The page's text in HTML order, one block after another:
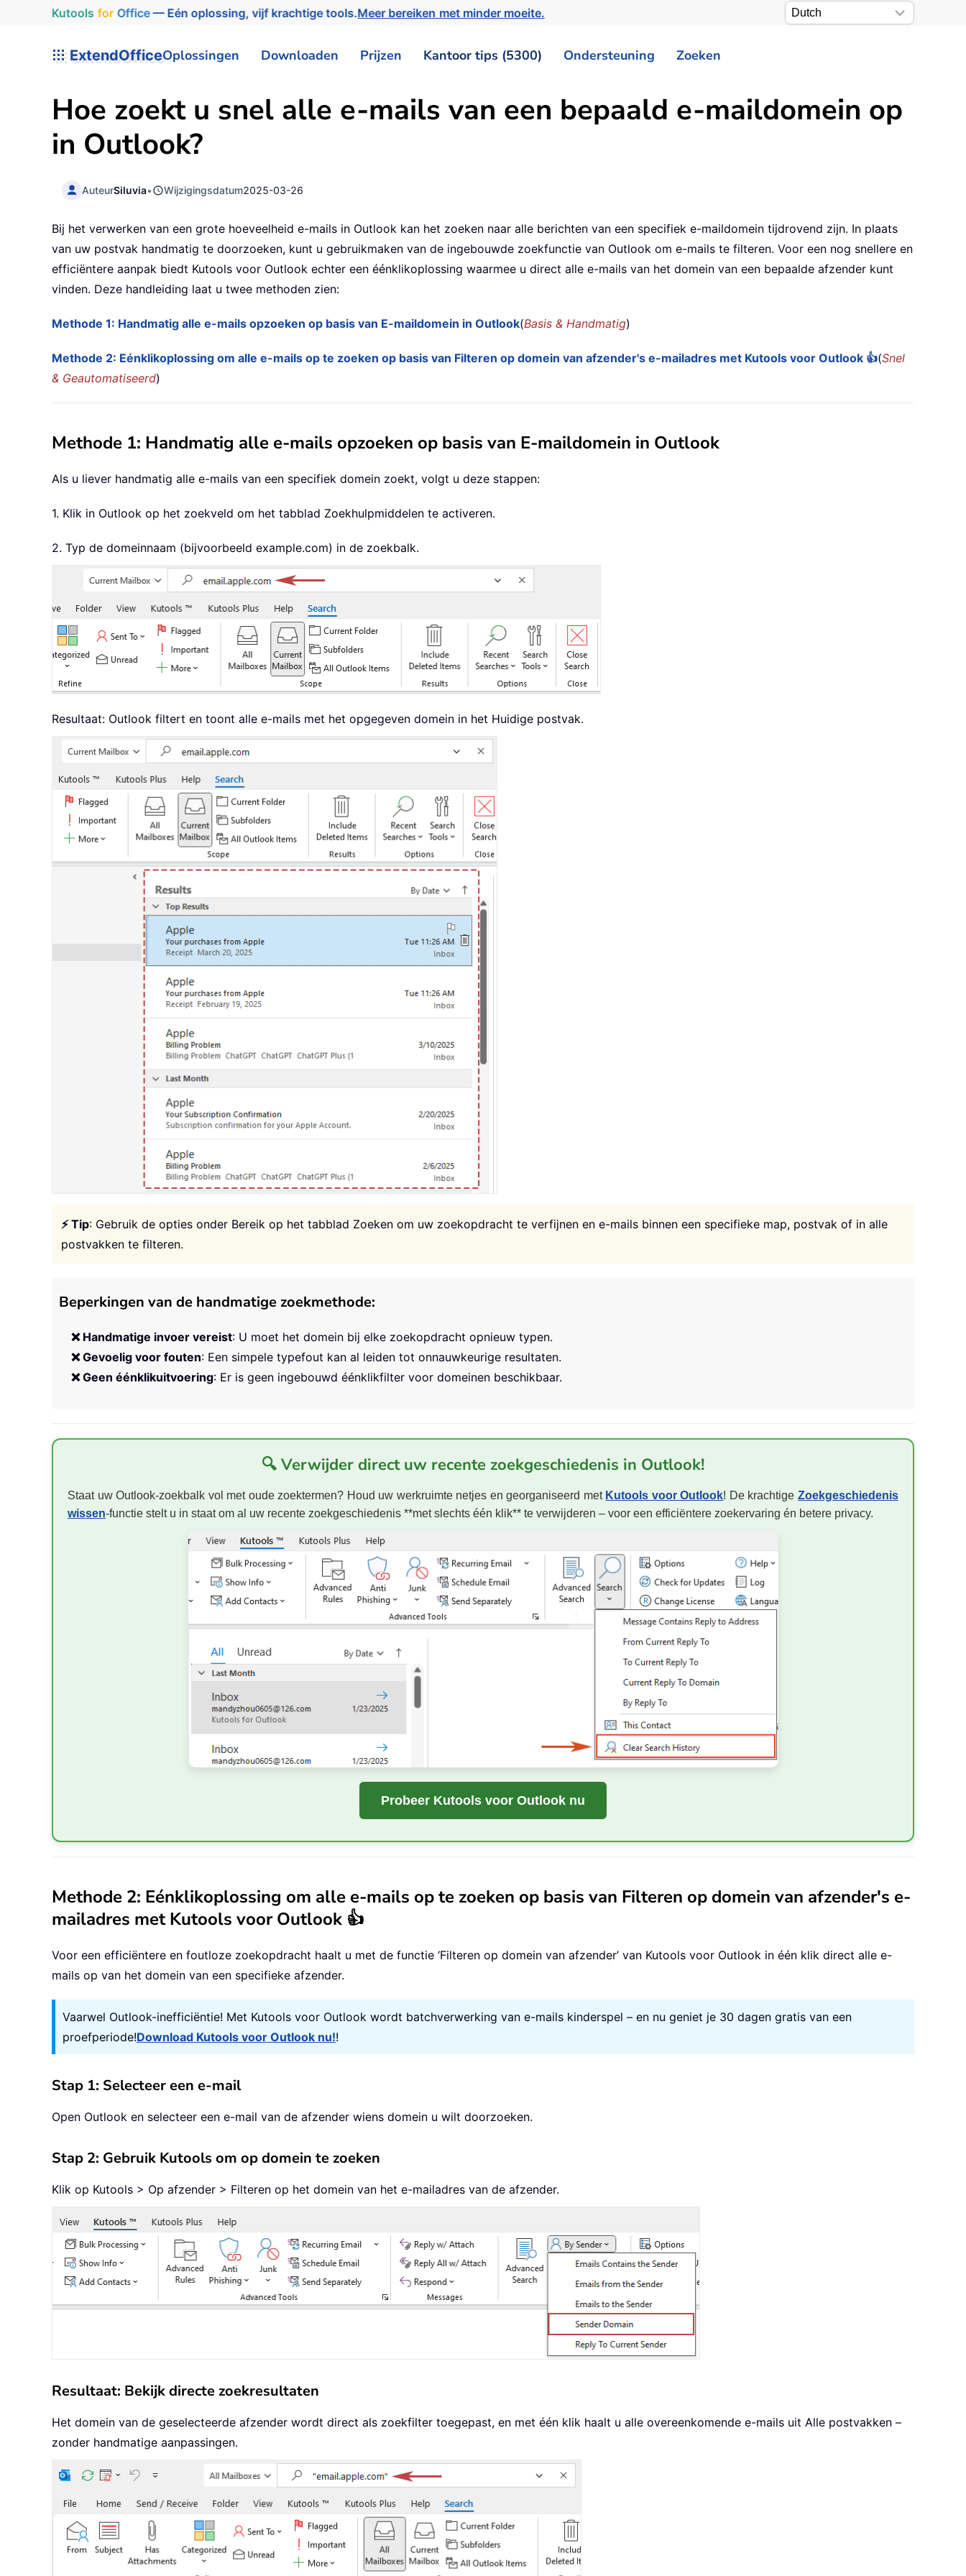
Kutools for Office— Eén oplossing, vijf krachtige tools.Meer bereiken met minder moeite.
ExtendOfficeOplossingen Downloaden Prijzen Kantoor tips (5300) Ondersteuning Zoeken
Hoe zoekt u snel alle e-mails van een bepaald e-maildomein op
in Outlook?
AuteurSiluvia• Wijzigingsdatum2025-03-26
Bij het verwerken van een grote hoeveelheid e-mails in Outlook kan het zoeken naar alle berichten van een specifiek e-maildomein tijdrovend zijn. In plaats
van uw postvak handmatig te doorzoeken, kunt u gebruikmaken van de ingebouwde zoekfunctie van Outlook om e-mails te filteren. Voor een nog snellere en
efficiëntere aanpak biedt Kutools voor Outlook echter een éénklikoplossing waarmee u direct alle e-mails van het domein van een bepaalde afzender kunt
vinden. Deze handleiding laat u twee methoden zien:
Methode 1: Handmatig alle e-mails opzoeken op basis van E-maildomein in Outlook(Basis & Handmatig)
Methode 2: Eénklikoplossing om alle e-mails op te zoeken op basis van Filteren op domein van afzender's e-mailadres met Kutools voor Outlook 👍(Snel
& Geautomatiseerd)
Methode 1: Handmatig alle e-mails opzoeken op basis van E-maildomein in Outlook
Als u liever handmatig alle e-mails van een specifiek domein zoekt, volgt u deze stappen:
1. Klik in Outlook op het zoekveld om het tabblad Zoekhulpmiddelen te activeren.
2. Typ de domeinnaam (bijvoorbeeld example.com) in de zoekbalk.
Resultaat: Outlook filtert en toont alle e-mails met het opgegeven domein in het Huidige postvak.
⚡ Tip: Gebruik de opties onder Bereik op het tabblad Zoeken om uw zoekopdracht te verfijnen en e-mails binnen een specifieke map, postvak of in alle
postvakken te filteren.
Beperkingen van de handmatige zoekmethode:
❌ Handmatige invoer vereist: U moet het domein bij elke zoekopdracht opnieuw typen.
❌ Gevoelig voor fouten: Een simpele typefout kan al leiden tot onnauwkeurige resultaten.
❌ Geen éénklikuitvoering: Er is geen ingebouwd éénklikfilter voor domeinen beschikbaar.
🔍 Verwijder direct uw recente zoekgeschiedenis in Outlook!
Staat uw Outlook-zoekbalk vol met oude zoektermen? Houd uw werkruimte netjes en georganiseerd met Kutools voor Outlook! De krachtigeZoekgeschiedenis
wissen-functie stelt u in staat om al uw recente zoekgeschiedenis **met slechts één klik** te verwijderen – voor een efficiëntere zoekervaring én betere privacy.
Probeer Kutools voor Outlook nu
Methode 2: Eénklikoplossing om alle e-mails op te zoeken op basis van Filteren op domein van afzender's e-
mailadres met Kutools voor Outlook 👍
Voor een efficiëntere en foutloze zoekopdracht haalt u met de functie ‘Filteren op domein van afzender’ van Kutools voor Outlook in één klik direct alle e-
mails op van het domein van een specifieke afzender.
Vaarwel Outlook-inefficiëntie! Met Kutools voor Outlook wordt batchverwerking van e-mails kinderspel – en nu geniet je 30 dagen gratis van een
proefperiode!Download Kutools voor Outlook nu!!
Stap 1: Selecteer een e-mail
Open Outlook en selecteer een e-mail van de afzender wiens domein u wilt doorzoeken.
Stap 2: Gebruik Kutools om op domein te zoeken
Klik op Kutools > Op afzender > Filteren op het domein van het e-mailadres van de afzender.
Resultaat: Bekijk directe zoekresultaten
Het domein van de geselecteerde afzender wordt direct als zoekfilter toegepast, en met één klik haalt u alle overeenkomende e-mails uit Alle postvakken –
zonder handmatige aanpassingen.